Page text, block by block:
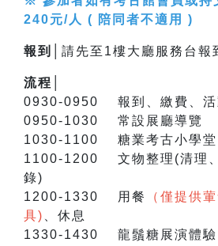
240元/人 ( 陪同者不適用 )
報到│ 請先至1樓大廳服務台報
流程│
0930-0950 報到、繳費、活
0950-1030 常設展廳導覽
1030-1100 糖業考古小學堂
1100-1200 文物整理(清理、
錄)
1200-1330 用餐
（僅提供
具)
、休息
1330-1430 龍鬚糖展演體驗